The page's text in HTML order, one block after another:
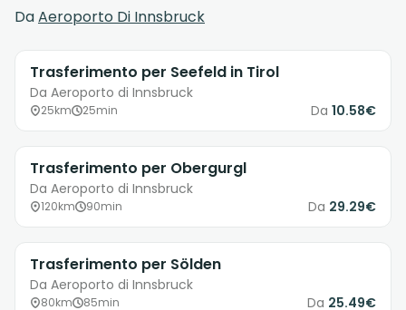
DaAeroporto Di Innsbruck
Trasferimento per Seefeld in Tirol
Da Aeroporto di Innsbruck
25km 25min Da 10.58€
Trasferimento per Obergurgl
Da Aeroporto di Innsbruck
120km 90min Da 29.29€
Trasferimento per Sölden
Da Aeroporto di Innsbruck
80km 85min Da 25.49€